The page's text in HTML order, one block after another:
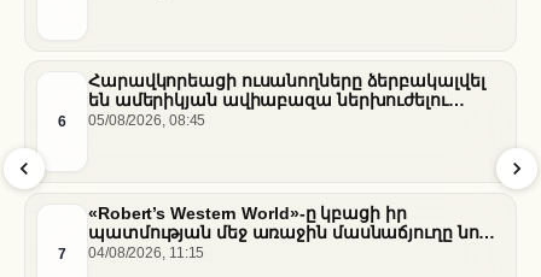
6
Հարավկորեացի ուսանողները ձերբակալվել
են ամերիկյան ավիաբազա ներխուժելու
համար
05/08/2026, 08:45
7
«Robert’s Western World»-ը կբացի իր
պատմության մեջ առաջին մասնաճյուղը նոր
«Nissan Stadium» մարզադաշտում
04/08/2026, 11:15